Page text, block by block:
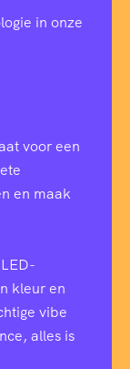
in onze
voor een
en maak
kleur en
vibe
alles is